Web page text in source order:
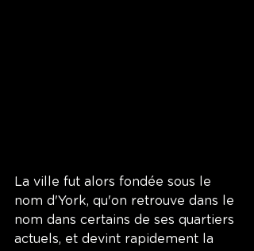
La ville fut alors fondée sous le
nom d'York, qu'on retrouve dans le
nom dans certains de ses quartiers
actuels, et devint rapidement la